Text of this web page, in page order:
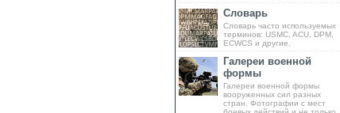
Словарь
Словарь часто используемых
терминов: USMC, ACU, DPM,
ECWCS и другие.
Галереи военной
формы
Галереи военной формы
вооруженных сил разных
стран. Фотографии с мест